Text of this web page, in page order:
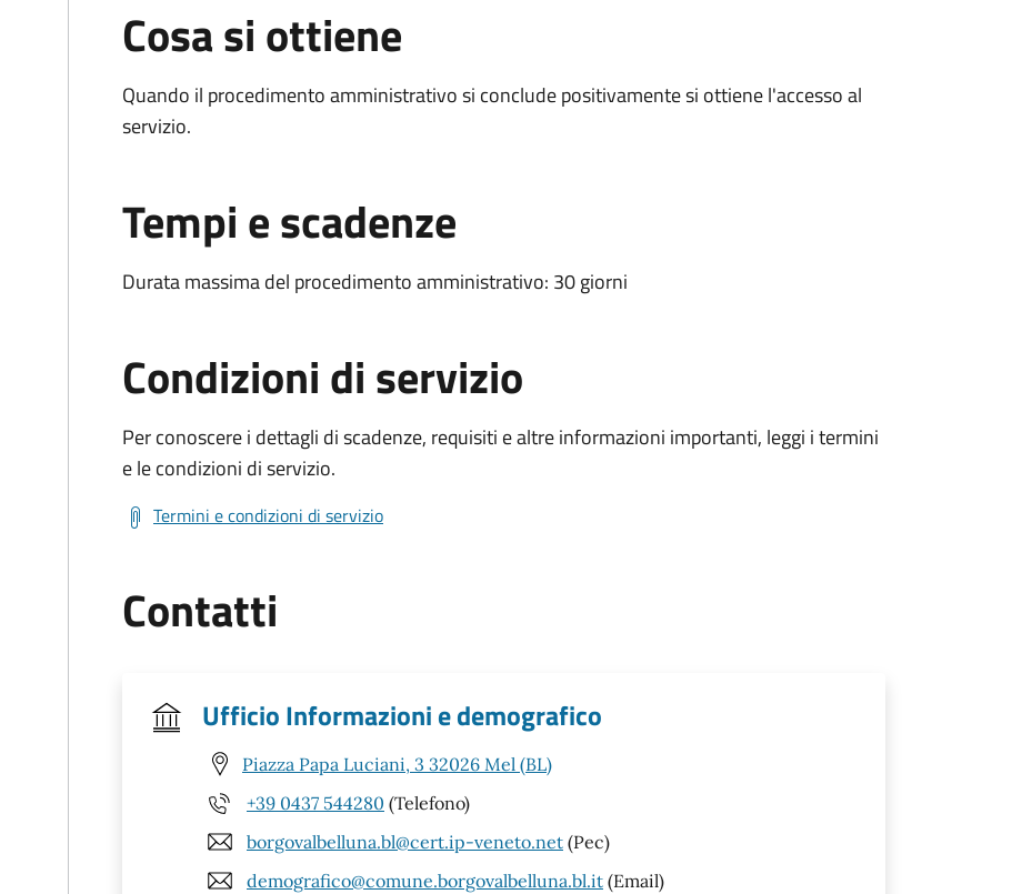
Cosa si ottiene
Quando il procedimento amministrativo si conclude positivamente si ottiene l'accesso al
servizio.
Tempi e scadenze
Durata massima del procedimento amministrativo: 30 giorni
Condizioni di servizio
Per conoscere i dettagli di scadenze, requisiti e altre informazioni importanti, leggi i termini
e le condizioni di servizio.
Termini e condizioni di servizio
Contatti
Ufficio Informazioni e demografico
Piazza Papa Luciani, 3 32026 Mel (BL)
+39 0437 544280 (Telefono)
borgovalbelluna.bl@cert.ip-veneto.net (Pec)
demografico@comune.borgovalbelluna.bl.it (Email)